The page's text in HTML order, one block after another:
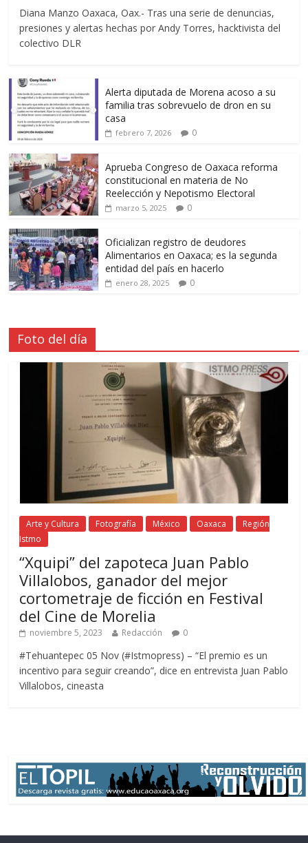
Diana Manzo Oaxaca, Oax.- Tras una serie de denuncias,
presiones y alertas hechas por Andy Torres, hacktivista del
colectivo DLR
Alerta diputada de Morena acoso a su
familia tras sobrevuelo de dron en su
casa
febrero 7, 2026 0
Aprueba Congreso de Oaxaca reforma
constitucional en materia de No
Reelección y Nepotismo Electoral
marzo 5, 2025 0
Oficializan registro de deudores
Alimentarios en Oaxaca; es la segunda
entidad del país en hacerlo
enero 28, 2025 0
Foto del día
Arte y Cultura Fotografía México Oaxaca
Región
Istmo
“Xquipi” del zapoteca Juan Pablo
Villalobos, ganador del mejor
cortometraje de ficción en Festival
del Cine de Morelia
noviembre 5, 2023 Redacción 0
#Tehuantepec 05 Nov (#Istmopress) – “El premio es un
incentivo para seguir creando”, dice en entrevista Juan Pablo
Villalobos, cineasta